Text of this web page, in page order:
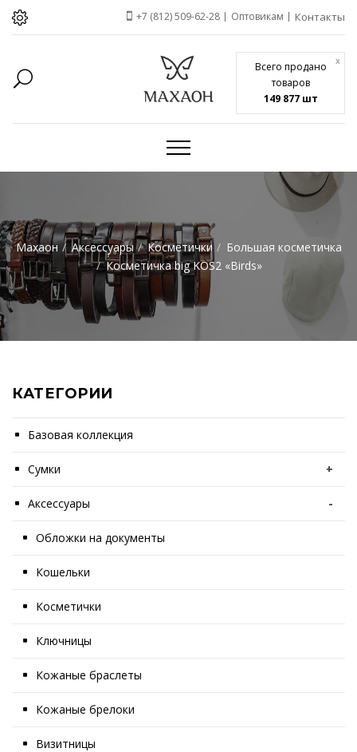
Всего продано
товаров
149 877 шт
x
+7 (812) 509-62-28 Оптовикам Контакты
Махаон Аксессуары Косметички
Большая косметичка
Косметичка big KOS2 «Birds»
КАТЕГОРИИ
Базовая коллекция
Сумки +
Аксессуары -
Обложки на документы
Кошельки
Косметички
Ключницы
Кожаные браслеты
Кожаные брелоки
Визитницы